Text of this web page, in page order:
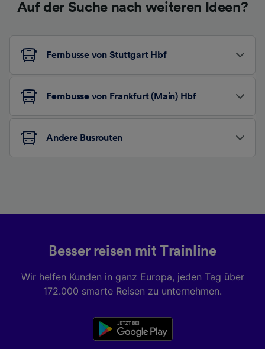
Auf der Suche nach weiteren Ideen?
Fernbusse von Stuttgart Hbf
Fernbusse von Frankfurt (Main) Hbf
Andere Busrouten
Besser reisen mit Trainline
Wir helfen Kunden in ganz Europa, jeden Tag über
172.000 smarte Reisen zu unternehmen.